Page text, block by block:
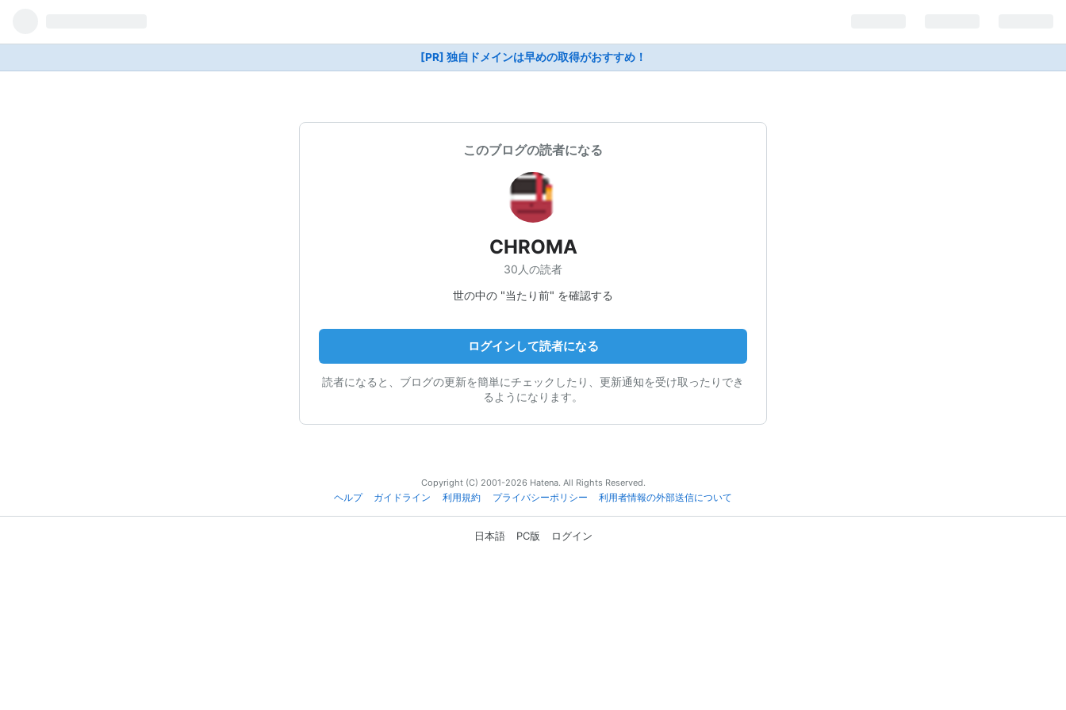
[PR] 独自ドメインは早めの取得がおすすめ！
このブログの読者になる
CHROMA
30人の読者
世の中の "当たり前" を確認する
ログインして読者になる
読者になると、ブログの更新を簡単にチェックしたり、更新通知を受け取ったりでき
るようになります。
Copyright (C) 2001-2026 Hatena. All Rights Reserved.
ヘルプ
ガイドライン 利用規約 プライバシーポリシー 利用者情報の外部送信について
日本語 PC版 ログイン